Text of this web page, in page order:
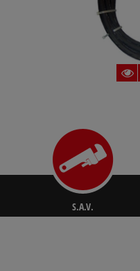
S.A.V.